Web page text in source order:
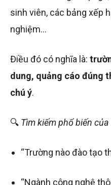
sinh viên, các bảng xếp
nghiệm…
Điều đó có nghĩa là:
dung, quảng cáo đúng
chú ý.
🔍 Tìm kiếm phổ biến
“Trường nào đào tạo
“Ngành công nghệ